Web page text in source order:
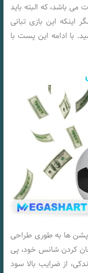
باشد، که البته باید
این بازی تبانی
با ادامه این پست با
ها به طوری طراحی
کردن شانس خود، پی
از ضرایب بالا سود